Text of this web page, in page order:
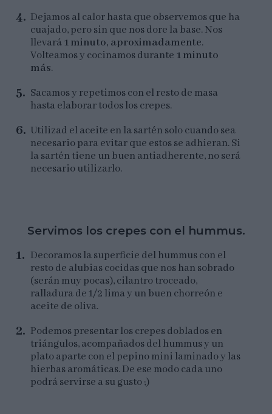
Dejamos al calor hasta que observemos que ha
cuajado, pero sin que nos dore la base. Nos
llevará1 minuto, aproximadamente.
Volteamos y cocinamos durante 1 minuto
más.
Sacamos y repetimos con el resto de masa
hasta elaborar todos los crepes.
Utilizad el aceite en la sartén solo cuando sea
necesario para evitar que estos se adhieran. Si
la sartén tiene un buen antiadherente, no será
necesario utilizarlo.
Servimos los crepes con el hummus.
Decoramos la superficie del hummus con el
resto de alubias cocidas que nos han sobrado
(serán muy pocas), cilantro troceado,
ralladura de 1/2 lima y un buen chorreón e
aceite de oliva.
Podemos presentar los crepes doblados en
triángulos, acompañados del hummus y un
plato aparte con el pepino mini laminado y las
hierbas aromáticas. De ese modo cada uno
podrá servirse a su gusto ;)